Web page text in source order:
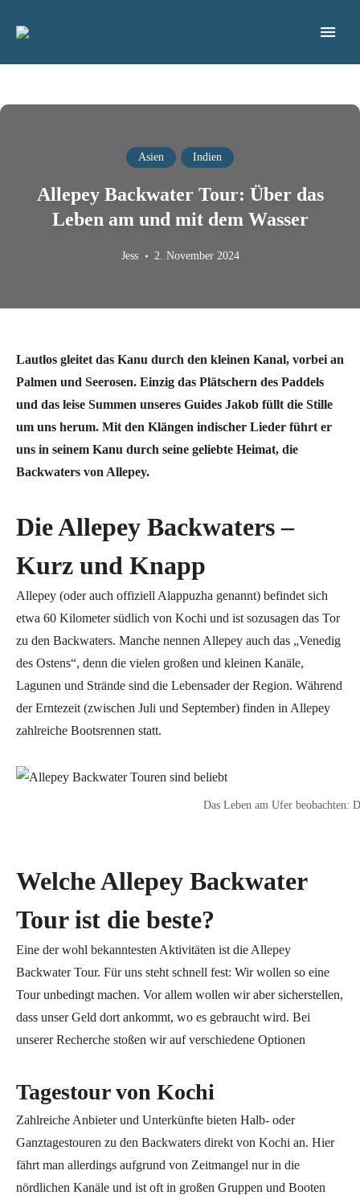
Asien Indien
Allepey Backwater Tour: Über das
Leben am und mit dem Wasser
Jess 2. November 2024
Lautlos gleitet das Kanu durch den kleinen Kanal, vorbei an
Palmen und Seerosen. Einzig das Plätschern des Paddels
und das leise Summen unseres Guides Jakob füllt die Stille
um uns herum. Mit den Klängen indischer Lieder führt er
uns in seinem Kanu durch seine geliebte Heimat, die
Backwaters von Allepey.
Die Allepey Backwaters –
Kurz und Knapp
Allepey (oder auch offiziell Alappuzha genannt) befindet sich
etwa 60 Kilometer südlich von Kochi und ist sozusagen das Tor
zu den Backwaters. Manche nennen Allepey auch das „Venedig
des Ostens“, denn die vielen großen und kleinen Kanäle,
Lagunen und Strände sind die Lebensader der Region. Während
der Erntezeit (zwischen Juli und September) finden in Allepey
zahlreiche Bootsrennen statt.
Das Leben am Ufer beobachten:
Welche Allepey Backwater
Tour ist die beste?
Eine der wohl bekanntesten Aktivitäten ist die Allepey
Backwater Tour. Für uns steht schnell fest: Wir wollen so eine
Tour unbedingt machen. Vor allem wollen wir aber sicherstellen,
dass unser Geld dort ankommt, wo es gebraucht wird. Bei
unserer Recherche stoßen wir auf verschiedene Optionen
Tagestour von Kochi
Zahlreiche Anbieter und Unterkünfte bieten Halb- oder
Ganztagestouren zu den Backwaters direkt von Kochi an. Hier
fährt man allerdings aufgrund von Zeitmangel nur in die
nördlichen Kanäle und ist oft in großen Gruppen und Booten